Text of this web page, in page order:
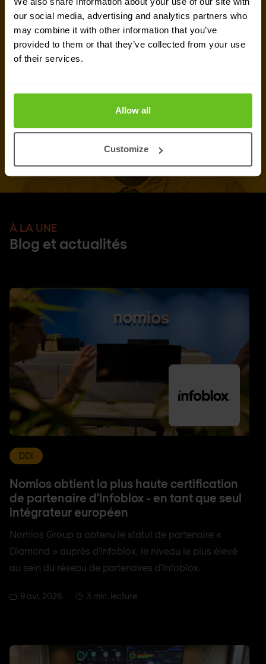
our social media, advertising and analytics partners who
may combine it with other information that you’ve
provided to them or that they’ve collected from your use
of their services.
Allow all
Customize
Postes ouverts
À LA UNE
Blog et actualités
DDI
Nomios obtient la plus haute certification
de partenaire d'Infoblox - en tant que seul
intégrateur européen
Nomios Group a obtenu le statut de partenaire «
Diamond » auprès d'Infoblox, le niveau le plus élevé
au sein du réseau de partenaires d'Infoblox.
9 avr. 2026 3 min. lecture